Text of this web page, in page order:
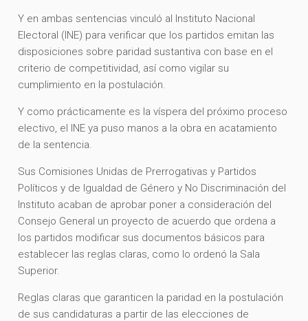
Y en ambas sentencias vinculó al Instituto Nacional
Electoral (INE) para verificar que los partidos emitan las
disposiciones sobre paridad sustantiva con base en el
criterio de competitividad, así como vigilar su
cumplimiento en la postulación.
Y como prácticamente es la víspera del próximo proceso
electivo, el INE ya puso manos a la obra en acatamiento
de la sentencia.
Sus Comisiones Unidas de Prerrogativas y Partidos
Políticos y de Igualdad de Género y No Discriminación del
Instituto acaban de aprobar poner a consideración del
Consejo General un proyecto de acuerdo que ordena a
los partidos modificar sus documentos básicos para
establecer las reglas claras, como lo ordenó la Sala
Superior.
Reglas claras que garanticen la paridad en la postulación
de sus candidaturas a partir de las elecciones de